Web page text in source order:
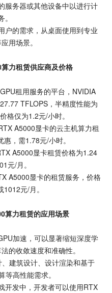
服务器或其他设备中以进行计
户的需求，从桌面使用到专业
用场景。
力租赁供应商及价格
租用服务的平台，NVIDIA
TFLOPS，半精度性能为
格仅为1.2元/小时。
A5000显卡的云主机算力租
，需1.78元/小时。
A5000显卡租赁价格为1.24
元/月。
A5000显卡的租赁服务，价格
元/月。
算力租赁的应用场景
加速，可以显著缩短深度学
的收敛速度和准确性。
建筑设计、设计渲染和基于
等高性能需求。
开发中，开发者可以使用RTX